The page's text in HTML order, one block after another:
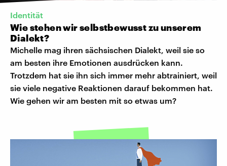
Identität
Wie stehen wir selbstbewusst zu unserem
Dialekt?
Michelle mag ihren sächsischen Dialekt, weil sie so
am besten ihre Emotionen ausdrücken kann.
Trotzdem hat sie ihn sich immer mehr abtrainiert, weil
sie viele negative Reaktionen darauf bekommen hat.
Wie gehen wir am besten mit so etwas um?